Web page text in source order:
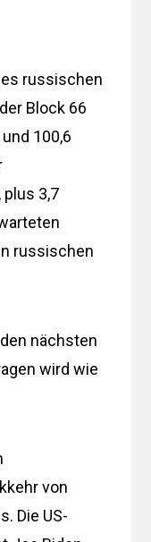
russischen
Block 66
100,6
3,7
russischen
nächsten
wird wie
von
Die US-